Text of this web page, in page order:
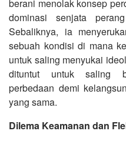
berani menolak konsep
dominasi senjata
Sebaliknya, ia
sebuah kondisi di mana
untuk saling menyukai
dituntut untuk saling
perbedaan demi
yang sama.
Dilema Keamanan dan